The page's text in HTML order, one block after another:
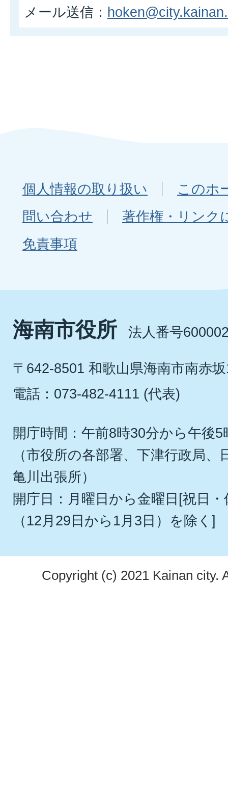
メール送信：
個人情報の取り扱い
このホ
問い合わせ
著作権・リンク
免責事項
海南市役所 法人番号
〒642-8501 和歌山県海南市南赤
電話：073-482-4111 (代表)
開庁時間：午前8時30分から午後5
（市役所の各部署、下津行政局
亀川出張所）
開庁日：月曜日から金曜日[祝日
（12月29日から1月3日）を除く]
Copyright (c) 2021 Kainan city.